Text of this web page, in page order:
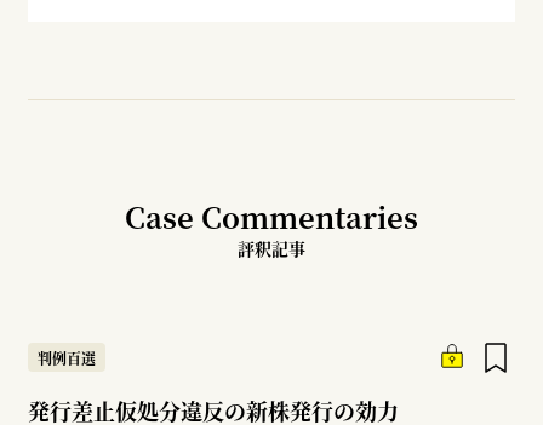
Case Commentaries
評釈記事
判例百選
発行差止仮処分違反の新株発行の効力